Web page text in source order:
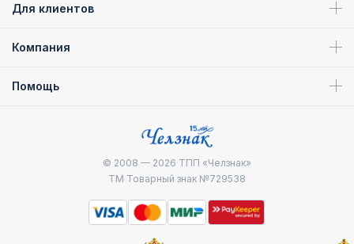
Для клиентов
Компания
Помощь
© 2008 — 2026 ТПП «Челзнак»
ТМ Товарный знак №729538